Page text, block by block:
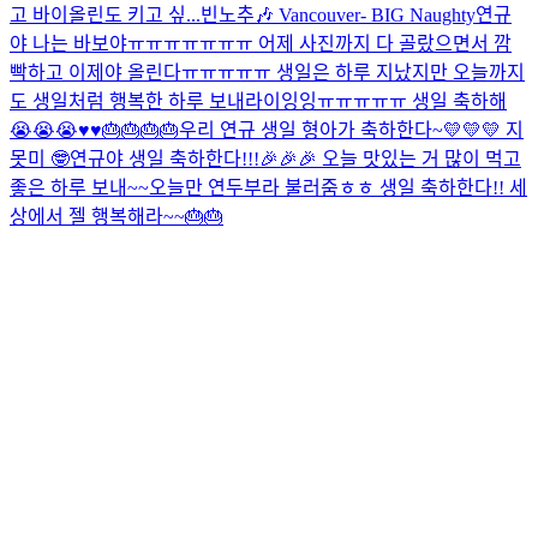
고 바이올린도 키고 싶...빈노추🎶 Vancouver- BIG Naughty연규
야 나는 바보야ㅠㅠㅠㅠㅠㅠㅠ 어제 사진까지 다 골랐으면서 깜
빡하고 이제야 올린다ㅠㅠㅠㅠㅠ 생일은 하루 지났지만 오늘까지
도 생일처럼 행복한 하루 보내라이잉잉ㅠㅠㅠㅠㅠ 생일 축하해
😭😭😭♥️♥️🎂🎂🎂🎂우리 연규 생일 형아가 축하한다~💛💛💛 지
못미 🤓연규야 생일 축하한다!!!🎉🎉🎉 오늘 맛있는 거 많이 먹고
좋은 하루 보내~~오늘만 연두부라 불러줌ㅎㅎ 생일 축하한다!! 세
상에서 젤 행복해라~~🎂🎂